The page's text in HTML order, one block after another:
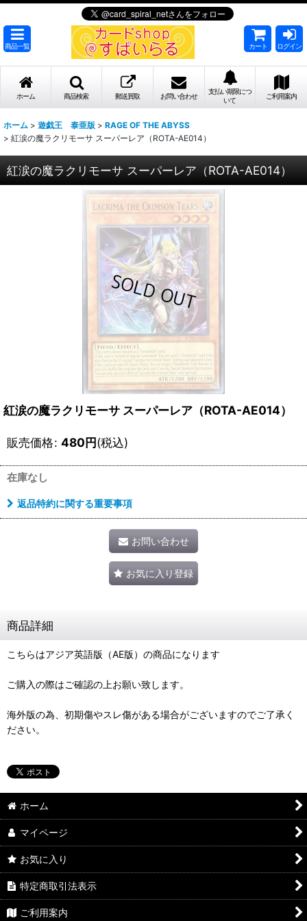
商品一覧 カート ログイン
ホーム 商品検索 郵送買取 お問い合わせ
支払い期限につ
いて
ご利用案内
ホーム > 遊戯王 泰亜版 > RAGE OF THE ABYSS
> 紅涙の魔ラクリモーサ スーパーレア（ROTA-AE014）
紅涙の魔ラクリモーサ スーパーレア（ROTA-AE014）
紅涙の魔ラクリモーサ スーパーレア（ROTA-AE014）
販売価格: 480円(税込)
在庫なし
返品特約に関する重要事項
お問い合わせ
お気に入り登録
商品詳細
こちらはアジア英語版（AE版）の商品になります
ご購入の際はご確認の上お願い致します。
海外版の為、初期傷やスレ傷がある場合がございますのでご了承く
ださい。
ホーム
マイページ
お気に入り
特定商取引法表示
ご利用案内